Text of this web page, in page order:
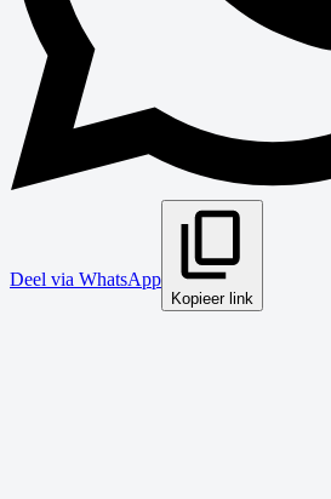
Deel via WhatsApp
Kopieer link